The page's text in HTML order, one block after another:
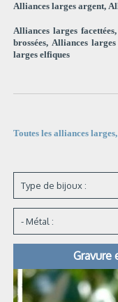
Alliances larges argent,
Alliances larges facettées,
brossées, Alliances larges
larges elfiques
Toutes les alliances
Type de bijoux :
- Métal :
Gravure